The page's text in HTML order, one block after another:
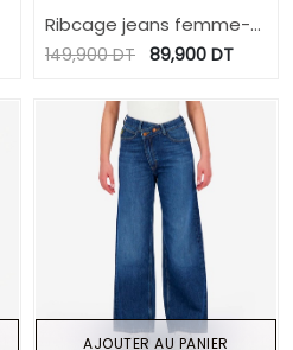
Ribcage jeans femme-
RAYA
149,900DT 89,900 DT
AJOUTER AU PANIER